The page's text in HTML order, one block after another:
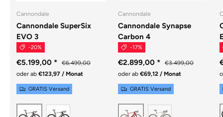
Cannondale
Cannondale SuperSix
EVO 3
-20%
€5.199,00 *
€6.499,00
oder ab €123,97 / Monat
GRATIS Versand
Cherry Lacquer
Cannondale
Cannondale Synapse
Carbon 4
-17%
€2.899,00 *
€3.499,00
oder ab €69,12 / Monat
GRATIS Versand
Metallic Red